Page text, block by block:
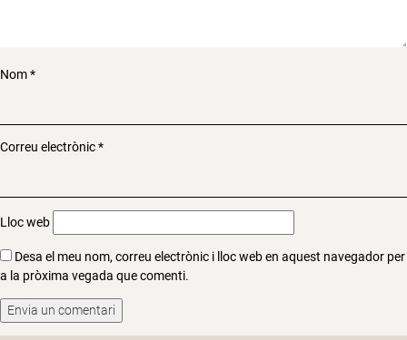
Nom*
Correu electrònic*
Lloc web
Desa el meu nom, correu electrònic i lloc web en aquest navegador per
a la pròxima vegada que comenti.